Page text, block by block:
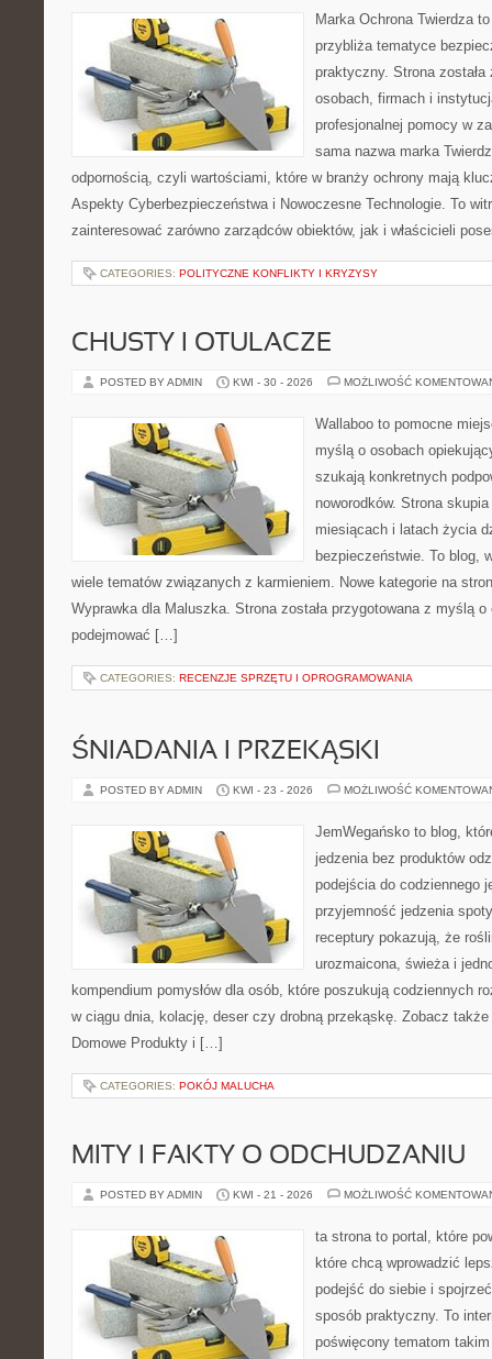
Marka Ochrona Twierdza
przybliża tematyce
praktyczny. Strona
osobach, firmach i
profesjonalnej pomocy w
sama nazwa marka
odpornością, czyli wartościami, które w branży ochrony mają
Aspekty Cyberbezpieczeństwa i Nowoczesne Technologie. To
zainteresować zarówno zarządców obiektów, jak i właścicieli
CATEGORIES: POLITYCZNE KONFLIKTY I KRYZYSY
CHUSTY I OTULACZE
POSTED BY ADMIN KWI - 30 - 2026 MOŻLIWOŚĆ
Wallaboo to pomocne
myślą o osobach
szukają konkretnych
noworodków. Strona
miesiącach i latach życia
bezpieczeństwie. To blog,
wiele tematów związanych z karmieniem. Nowe kategorie na
Wyprawka dla Maluszka. Strona została przygotowana z myślą
podejmować […]
CATEGORIES: RECENZJE SPRZĘTU I OPROGRAMOWANIA
ŚNIADANIA I PRZEKĄSKI
POSTED BY ADMIN KWI - 23 - 2026 MOŻLIWOŚĆ
JemWegańsko to blog,
jedzenia bez produktów
podejścia do codziennego
przyjemność jedzenia
receptury pokazują, że
urozmaicona, świeża i
kompendium pomysłów dla osób, które poszukują codziennych
w ciągu dnia, kolację, deser czy drobną przekąskę. Zobacz
Domowe Produkty i […]
CATEGORIES: POKÓJ MALUCHA
MITY I FAKTY O ODCHUDZANIU
POSTED BY ADMIN KWI - 21 - 2026 MOŻLIWOŚĆ
ta strona to portal, które
które chcą wprowadzić
podejść do siebie i
sposób praktyczny. To
poświęcony tematom